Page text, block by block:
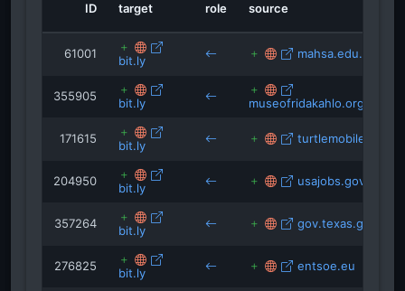
mahsa.edu.my
isc.hbs.edu
ID target role source
61001 bit.ly mahsa.edu.my
355905 bit.ly museofridakahlo.org.mx
171615 bit.ly
204950 bit.ly usajobs.gov
357264 bit.ly gov.texas.gov
276825 bit.ly entsoe.eu